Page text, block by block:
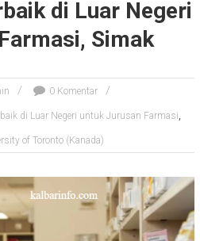
di Luar Negeri
Simak
0 Komentar
di Luar Negeri untuk Jurusan Farmasi,
of Toronto (Kanada)